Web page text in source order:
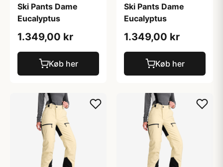
Ski Pants Dame
Eucalyptus
1.349,00 kr
Køb her
Ski Pants Dame
Eucalyptus
1.349,00 kr
Køb her